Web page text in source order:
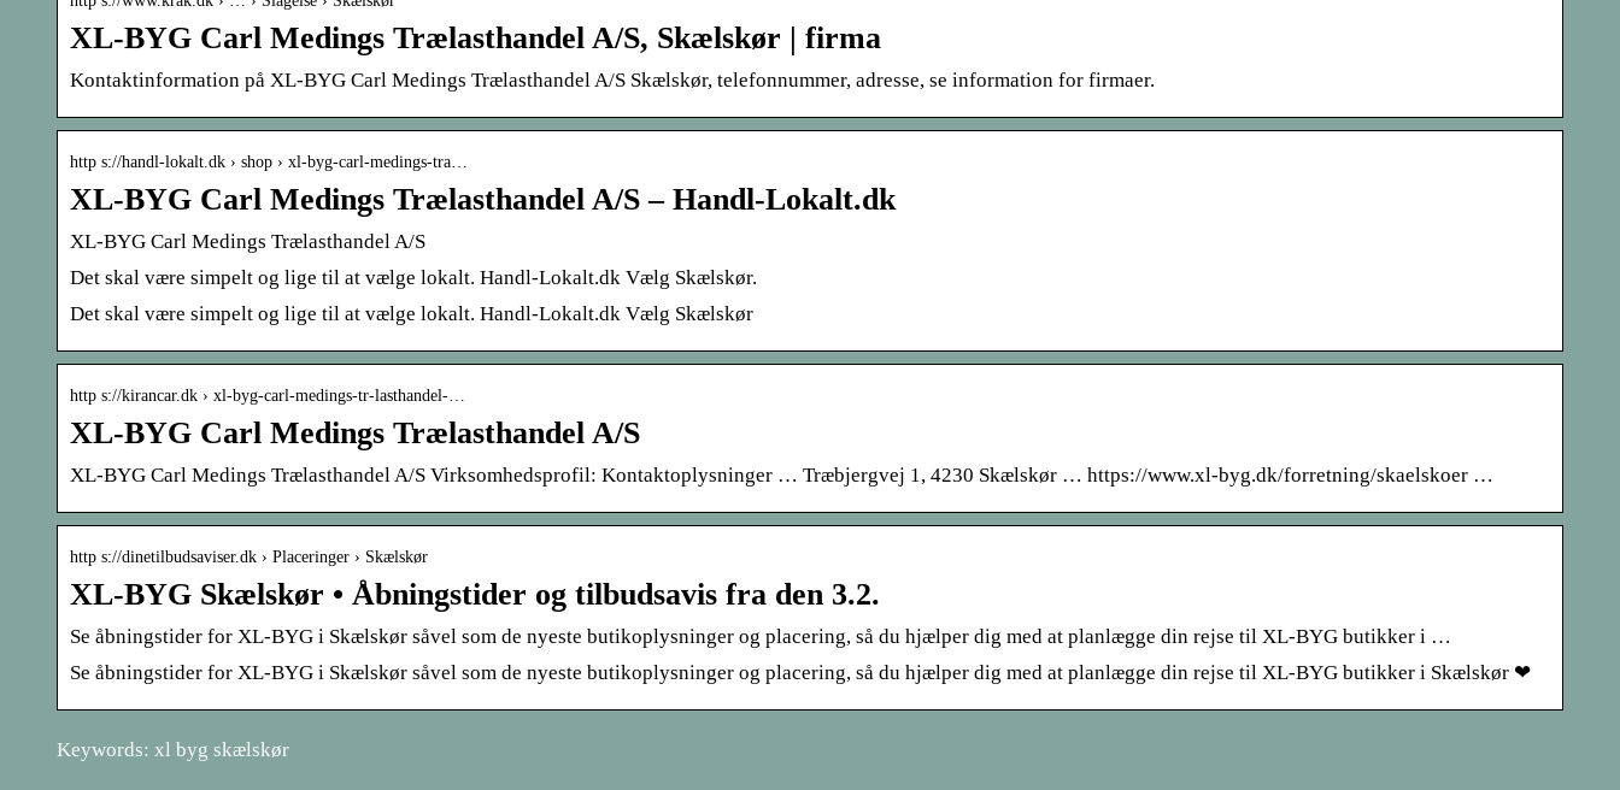
XL-BYG Carl Medings Trælasthandel A/S, Skælskør | firma
Kontaktinformation på XL-BYG Carl Medings Trælasthandel A/S Skælskør, telefonnummer, adresse, se information for firmaer.
http s://handl-lokalt.dk › shop › xl-byg-carl-medings-tra…
XL-BYG Carl Medings Trælasthandel A/S – Handl-Lokalt.dk
XL-BYG Carl Medings Trælasthandel A/S
Det skal være simpelt og lige til at vælge lokalt. Handl-Lokalt.dk Vælg Skælskør.
Det skal være simpelt og lige til at vælge lokalt. Handl-Lokalt.dk Vælg Skælskør
http s://kirancar.dk › xl-byg-carl-medings-tr-lasthandel-…
XL-BYG Carl Medings Trælasthandel A/S
XL-BYG Carl Medings Trælasthandel A/S Virksomhedsprofil: Kontaktoplysninger … Træbjergvej 1, 4230 Skælskør … https://www.xl-byg.dk/forretning/skaelskoer …
http s://dinetilbudsaviser.dk › Placeringer › Skælskør
XL-BYG Skælskør • Åbningstider og tilbudsavis fra den 3.2.
Se åbningstider for XL-BYG i Skælskør såvel som de nyeste butikoplysninger og placering, så du hjælper dig med at planlægge din rejse til XL-BYG butikker i …
Se åbningstider for XL-BYG i Skælskør såvel som de nyeste butikoplysninger og placering, så du hjælper dig med at planlægge din rejse til XL-BYG butikker i Skælskør ❤
Keywords: xl byg skælskør